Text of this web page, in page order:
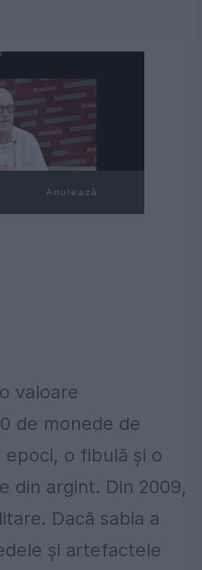
Anulează
valoare
de monede de
o fibulă și o
din argint. Din 2009,
Dacă sabia a
și artefactele